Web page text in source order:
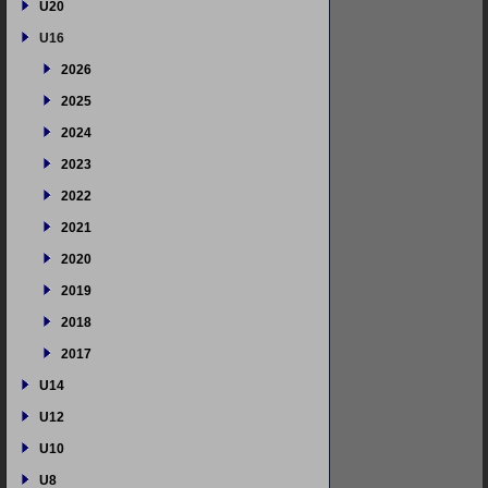
U20
U16
2026
2025
2024
2023
2022
2021
2020
2019
2018
2017
U14
U12
U10
U8